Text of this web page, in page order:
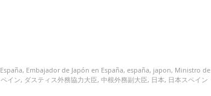
, Embajador de Japón en España, españa, japon, Ministro de
イン, ダスティス外務協力大臣, 中根外務副大臣, 日本, 日本スペイン